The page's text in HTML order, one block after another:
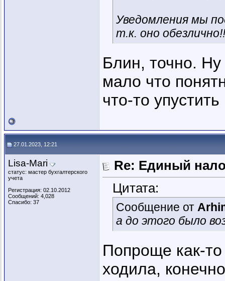
Уведомления мы
т.к. оно
Блин, точно. Ну
мало что
что-то
27.01.2023, 12:21
Lisa-Mari
статус: мастер бухгалтерского
учета
Регистрация: 02.10.2012
Сообщений: 4,028
Спасибо: 37
Re: Единый
Цитата:
Сообщение от
а до этого было
Попроще как-
ходила,